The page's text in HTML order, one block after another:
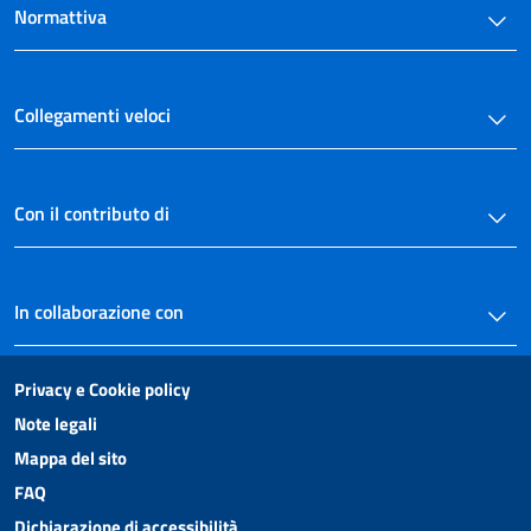
27 bis
29
31 bis
31-bis.1
31-bis.2
31-bis.3
31-bis.4
Normattiva
Collegamenti veloci
Con il contributo di
In collaborazione con
Privacy e Cookie policy
Note legali
Mappa del sito
FAQ